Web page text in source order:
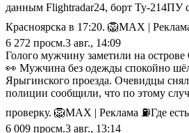
данным Flightradar24, борт Ту-214ПУ
Красноярска в 17:20. 🦁MAX |
6 272 просм.3 авг., 14:09
Голого мужчину заметили на
👀 Мужчина без одежды спокойно
Ярыгинского проезда. Очевидцы
полиции сообщили, что по этому
проверку. 🦁MAX | Реклама ⛽️Где
6 009 просм.3 авг., 13:14